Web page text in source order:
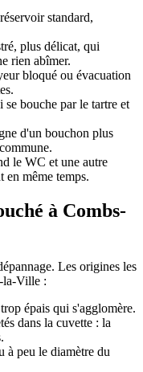
standard,
plus délicat, qui
rien abîmer.
bloqué ou évacuation
se bouche par le tartre et
d'un bouchon plus
le WC et une autre
en même temps.
à Combs-
Les origines les
la-Ville :
épais qui s'agglomère.
dans la cuvette : la
à peu le diamètre du